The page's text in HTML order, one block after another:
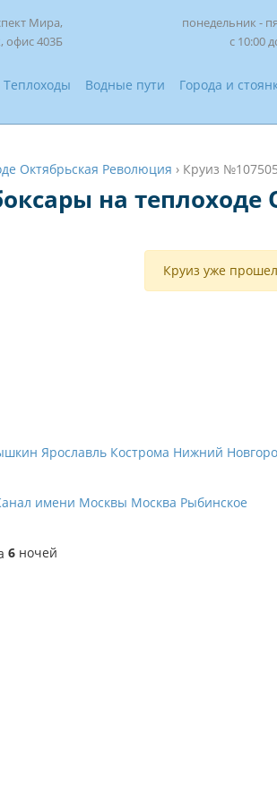
Мира,
офис 403Б
понедельник -
с 10:00
Теплоходы Водные пути Города и
Октябрьская Революция › Круиз
на теплоходе
Круиз уже
Ярославль Кострома Нижний
имени Москвы Москва Рыбинское
6 ночей